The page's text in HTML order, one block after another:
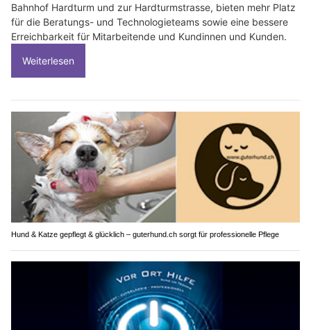
Bahnhof Hardturm und zur Hardturmstrasse, bieten mehr Platz
für die Beratungs- und Technologieteams sowie eine bessere
Erreichbarkeit für Mitarbeitende und Kundinnen und Kunden.
Weiterlesen
Hund & Katze gepflegt & glücklich – guterhund.ch sorgt für professionelle Pflege